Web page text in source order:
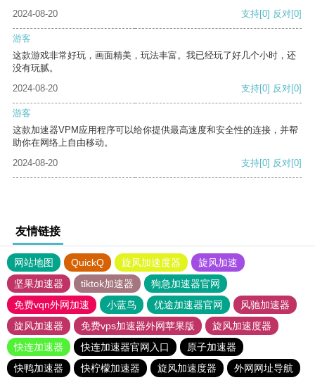
2024-08-20
支持[0] 反对[0]
游客
这款游戏非常好玩，画面精美，玩法丰富。我已经玩了好几个小时，还
没有玩腻。
2024-08-20
支持[0] 反对[0]
游客
这款加速器VPM应用程序可以给你提供最高速度和安全性的连接，并帮
助你在网络上自由移动。
2024-08-20
支持[0] 反对[0]
友情链接
网站地图 QuickQ 旋风加速度器
旋风加速
坚果加速器
tiktok加速器
狗急加速器官网
免费vqn外网加速
小蓝鸟 优途加速器官网
风驰加速器
旋风加速器
免费vps加速器外网苹果版
旋风加速度器
快连加速器
快连加速器官网入口
原子加速器
快鸭加速器
快柠檬加速器 旋风加速度器
外网网址导航